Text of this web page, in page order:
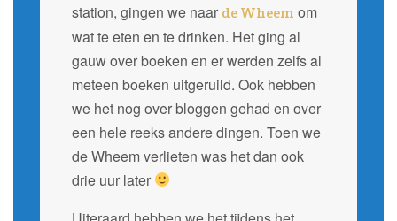
station, gingen we naar de Wheem om
wat te eten en te drinken. Het ging al
gauw over boeken en er werden zelfs al
meteen boeken uitgeruild. Ook hebben
we het nog over bloggen gehad en over
een hele reeks andere dingen. Toen we
de Wheem verlieten was het dan ook
drie uur later